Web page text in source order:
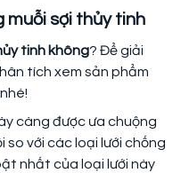
muỗi sợi thủy tinh
tinh không? Để giải
tích xem sản phẩm
càng được ưa chuộng
so với các loại lưới chống
nhất của loại lưới này